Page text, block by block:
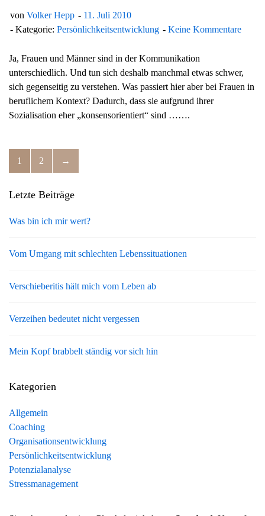
von Volker Hepp
11. Juli 2010
Kategorie: Persönlichkeitsentwicklung Keine Kommentare
Ja, Frauen und Männer sind in der Kommunikation
unterschiedlich. Und tun sich deshalb manchmal etwas schwer,
sich gegenseitig zu verstehen. Was passiert hier aber bei Frauen in
beruflichem Kontext? Dadurch, dass sie aufgrund ihrer
Sozialisation eher „konsensorientiert“ sind …….
1 2 →
Letzte Beiträge
Was bin ich mir wert?
Vom Umgang mit schlechten Lebenssituationen
Verschieberitis hält mich vom Leben ab
Verzeihen bedeutet nicht vergessen
Mein Kopf brabbelt ständig vor sich hin
Kategorien
Allgemein
Coaching
Organisationsentwicklung
Persönlichkeitsentwicklung
Potenzialanalyse
Stressmanagement